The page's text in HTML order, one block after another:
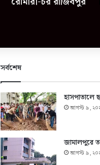
সর্বশেষ
হাসপাতালে
আগস্ট ৯,
জামালপুরে
আগস্ট ৯,